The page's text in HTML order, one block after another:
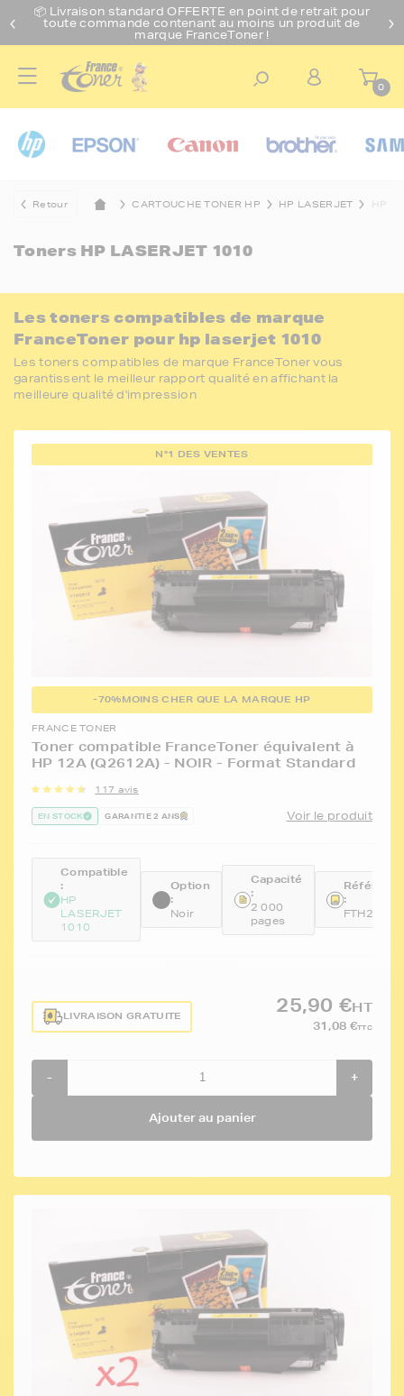
📦 Livraison standard OFFERTE en point de retrait pour
toute commande contenant au moins un produit de
marque FranceToner !
0
Retour CARTOUCHE TONER HP HP LASERJET HP
Toners HP LASERJET 1010
Les toners compatibles de marque
FranceToner pour hp laserjet 1010
Les toners compatibles de marque FranceToner vous
garantissent le meilleur rapport qualité en affichant la
meilleure qualité d'impression
N°1 DES VENTES
-70%MOINS CHER QUE LA MARQUE HP
FRANCE TONER
Toner compatible FranceToner équivalent à
HP 12A (Q2612A) - NOIR - Format Standard
117 avis
EN STOCK GARANTIE 2 ANS Voir le produit
Compatible
:
HP
LASERJET
1010
Option
:
Noir
Capacité
:
2 000
pages
:
FTH2612
LIVRAISON GRATUITE
25,90 €HT
31,08 €TTC
- +
Ajouter au panier